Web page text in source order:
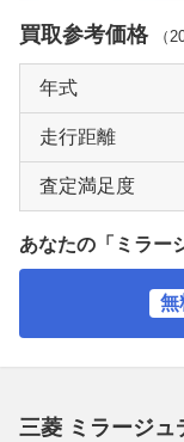
買取参考価格 （
年式
走行距離
査定満足度
あなたの「ミラー
無
三菱 ミラージュ